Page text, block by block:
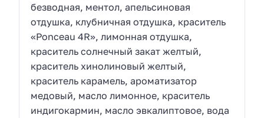
безводная, ментол, апельсиновая
отдушка, клубничная отдушка, краситель
«Ponceau 4R», лимонная отдушка,
краситель солнечный закат желтый,
краситель хинолиновый желтый,
краситель карамель, ароматизатор
медовый, масло лимонное, краситель
индигокармин, масло эвкалиптовое, вода